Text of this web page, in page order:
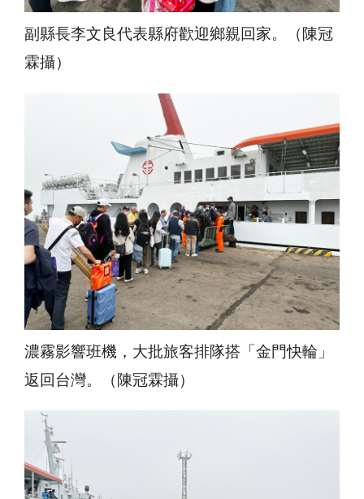
副縣長李文良代表縣府歡迎鄉親回家。（陳冠
霖攝）
濃霧影響班機，大批旅客排隊搭「金門快輪」
返回台灣。（陳冠霖攝）